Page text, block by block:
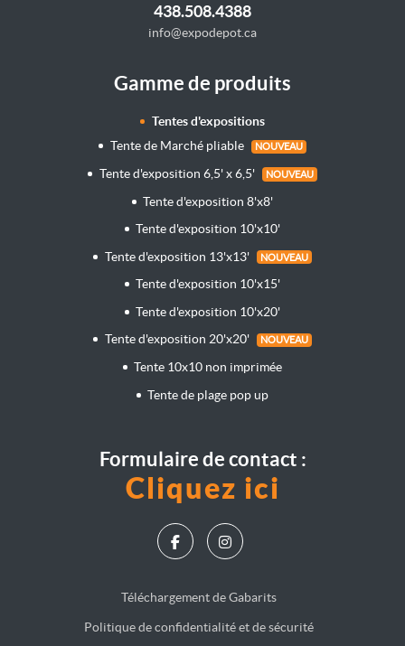
438.508.4388
info@expodepot.ca
Gamme de produits
Tentes d'expositions
Tente de Marché pliable
NOUVEAU
Tente d'exposition 6,5' x 6,5' NOUVEAU
Tente d'exposition 8'x8'
Tente d'exposition 10'x10'
Tente d'exposition 13'x13'
NOUVEAU
Tente d'exposition 10'x15'
Tente d'exposition 10'x20'
Tente d'exposition 20'x20'
NOUVEAU
Tente 10x10 non imprimée
Tente de plage pop up
Formulaire de contact :
Cliquez ici
Téléchargement de Gabarits
Politique de confidentialité et de sécurité